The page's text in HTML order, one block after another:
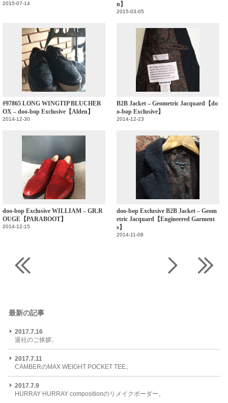
2015-07-14
n】
2015-03-05
#97865 LONG WINGTIP BLUCHER
OX – doo-bop Exclusive【Alden】
2014-12-30
B2B Jacket – Geometric Jacquard【do
o-bop Exclusive】
2014-12-23
doo-bop Exclusive WILLIAM – GR.R
OUGE【PARABOOT】
2014-12-15
doo-bop Exclusive B2B Jacket – Geom
etric Jacquard【Engineered Garment
s】
2014-11-08
最新の記事
2017.7.16
退社のご挨拶。
2017.7.11
CAMBERのMAX WEIGHT POCKET TEE。
2017.7.9
HURRAY HURRAY compositionのリメイクボーダー。